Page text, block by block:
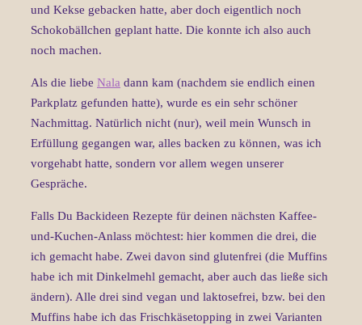
und Kekse gebacken hatte, aber doch eigentlich noch
Schokobällchen geplant hatte. Die konnte ich also auch
noch machen.
Als die liebe Nala dann kam (nachdem sie endlich einen
Parkplatz gefunden hatte), wurde es ein sehr schöner
Nachmittag. Natürlich nicht (nur), weil mein Wunsch in
Erfüllung gegangen war, alles backen zu können, was ich
vorgehabt hatte, sondern vor allem wegen unserer
Gespräche.
Falls Du Backideen Rezepte für deinen nächsten Kaffee-
und-Kuchen-Anlass möchtest: hier kommen die drei, die
ich gemacht habe. Zwei davon sind glutenfrei (die Muffins
habe ich mit Dinkelmehl gemacht, aber auch das ließe sich
ändern). Alle drei sind vegan und laktosefrei, bzw. bei den
Muffins habe ich das Frischkäsetopping in zwei Varianten